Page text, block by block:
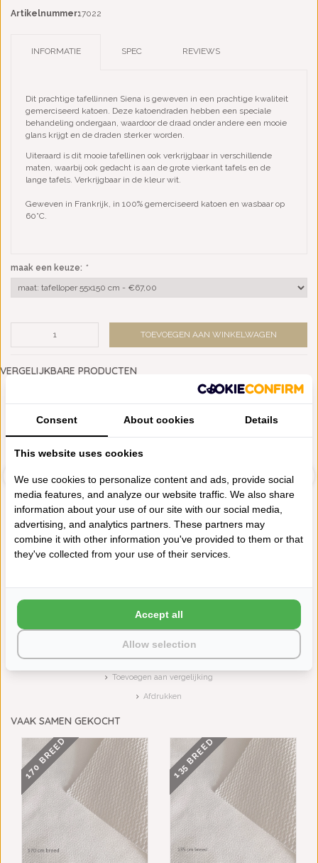
Artikelnummer:17022
INFORMATIE SPEC REVIEWS
Dit prachtige tafellinnen Siena is geweven in een prachtige kwaliteit
gemerciseerd katoen. Deze katoendraden hebben een speciale
behandeling ondergaan, waardoor de draad onder andere een mooie
glans krijgt en de draden sterker worden.
Uiteraard is dit mooie tafellinen ook verkrijgbaar in verschillende
maten, waarbij ook gedacht is aan de grote vierkant tafels en de
lange tafels. Verkrijgbaar in de kleur wit.
Geweven in Frankrijk, in 100% gemerciseerd katoen en wasbaar op
60°C.
maak een keuze: *
TOEVOEGEN AAN WINKELWAGEN
VERGELIJKBARE PRODUCTEN
LE JACQUARD FRANÇAIS
ANNEAUX BLANC / ...
LE JACQUARD FRANÇAIS
TAFELLINNEN GIPS...
Schrijf je eigen review
Neem contact op over dit product
Aan verlanglijst toevoegen
Toevoegen aan vergelijking
Afdrukken
VAAK SAMEN GEKOCHT
170 BREED 135 BREED
Consent About cookies Details
This website uses cookies
We use cookies to personalize content and ads, provide social
media features, and analyze our website traffic. We also share
information about your use of our site with our social media,
advertising, and analytics partners. These partners may
combine it with other information you've provided to them or that
they've collected from your use of their services.
Allow selection
Accept all